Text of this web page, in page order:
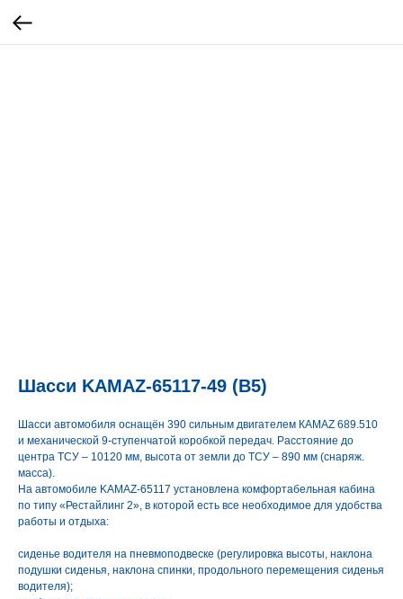
Шасси KAMAZ-65117-49 (B5)
Шасси автомобиля оснащён 390 сильным двигателем КАМАZ 689.510
и механической 9-ступенчатой коробкой передач. Расстояние до
центра ТСУ – 10120 мм, высота от земли до ТСУ – 890 мм (снаряж.
масса).
На автомобиле KAMAZ-65117 установлена комфортабельная кабина
по типу «Рестайлинг 2», в которой есть все необходимое для удобства
работы и отдыха:
сиденье водителя на пневмоподвеске (регулировка высоты, наклона
подушки сиденья, наклона спинки, продольного перемещения сиденья
водителя);